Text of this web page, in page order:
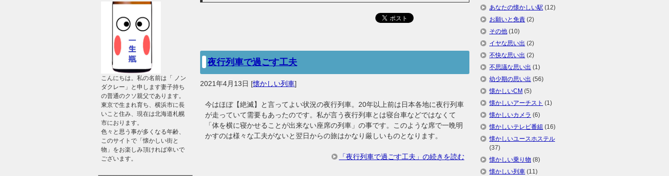
夜行列車で過ごす工夫
2021年4月13日 [懐かしい列車]
今はほぼ【絶滅】と言ってよい状況の夜行列車。20年以上前は日本各地に夜行列車
が走っていて需要もあったのです。私が言う夜行列車とは寝台車などではなくて
「体を横に寝かせることが出来ない座席の列車」の事です。このような席で一晩明
かすのは様々な工夫がないと翌日からの旅はかなり厳しいものとなります。
「夜行列車で過ごす工夫」の続きを読む
こんにちは。私の名前は「 ノン
ダクレー」と申します妻子持ち
の普通のクソ親父であります。
東京で生まれ育ち、横浜市に長
いこと住み、現在は北海道札幌
市におります。
色々と思う事が多くなる年齢、
このサイトで「懐かしい街と
物」をお楽しみ頂ければ幸いで
ございます。
あなたの懐かしい駅 (12)
お願いと免責 (2)
その他 (10)
イヤな思い出 (2)
不快な思い出 (2)
不思議な思い出 (1)
幼少期の思い出 (56)
懐かしいCM (5)
懐かしいアーチスト (1)
懐かしいカメラ (6)
懐かしいテレビ番組 (16)
懐かしいユースホステル
(37)
懐かしい乗り物 (8)
懐かしい列車 (11)